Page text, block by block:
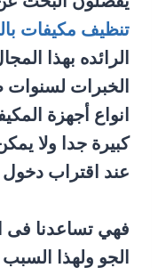
تنظيف مكيفات
الرائده بهذا
الخبرات لسنوات
انواع أجهزة
كبيرة جدا ولا
عند اقتراب
فهي تساعدنا فى
الجو ولهذا